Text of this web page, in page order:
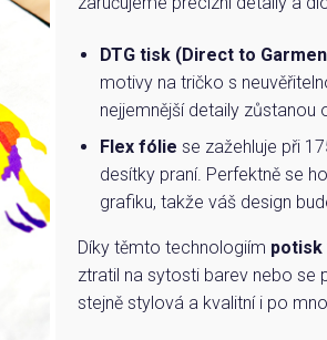
DTG tisk (Direct to
motivy na tričko s
nejjemnější detaily zůstanou
Flex fólie se zažehluje při
desítky praní. Perfektně se
grafiku, takže váš design
Díky těmto technologiím potisk
ztratil na sytosti barev nebo se
stejně stylová a kvalitní i po